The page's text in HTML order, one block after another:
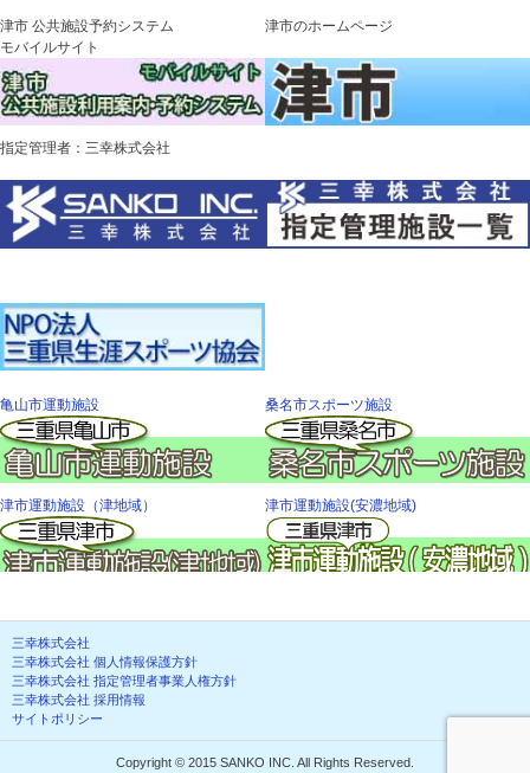
津市 公共施設予約システム
モバイルサイト
津市のホームページ
指定管理者：三幸株式会社